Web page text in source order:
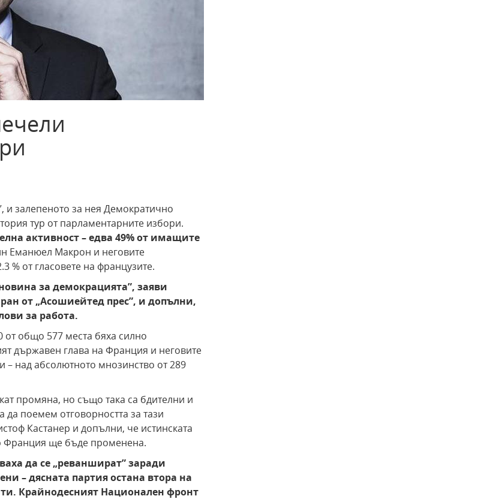
и залепеното за нея Демократично
тур от парламентарните избори.
активност – едва 49% от имащите
Еманюел Макрон и неговите
% от гласовете на французите.
за демокрацията”, заяви
от „Асошиейтед прес”, и допълни,
за работа.
общо 577 места бяха силно
държавен глава на Франция и неговите
– над абсолютното мнозинство от 289
промяна, но също така са бдителни и
да поемем отговорността за тази
Кастанер и допълни, че истинската
Франция ще бъде променена.
да се „реваншират” заради
– дясната партия остана втора на
Крайнодесният Национален фронт